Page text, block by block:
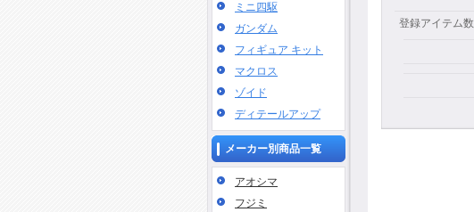
ミニ四駆
ガンダム
フィギュア キット
マクロス
ゾイド
ディテールアップ
メーカー別商品一覧
アオシマ
フジミ
登録アイテム数